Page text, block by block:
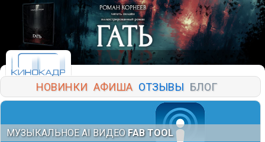
НОВИНКИ АФИША ОТЗЫВЫ БЛОГ
МУЗЫКАЛЬНОЕ AI ВИДЕО FAB TOOL